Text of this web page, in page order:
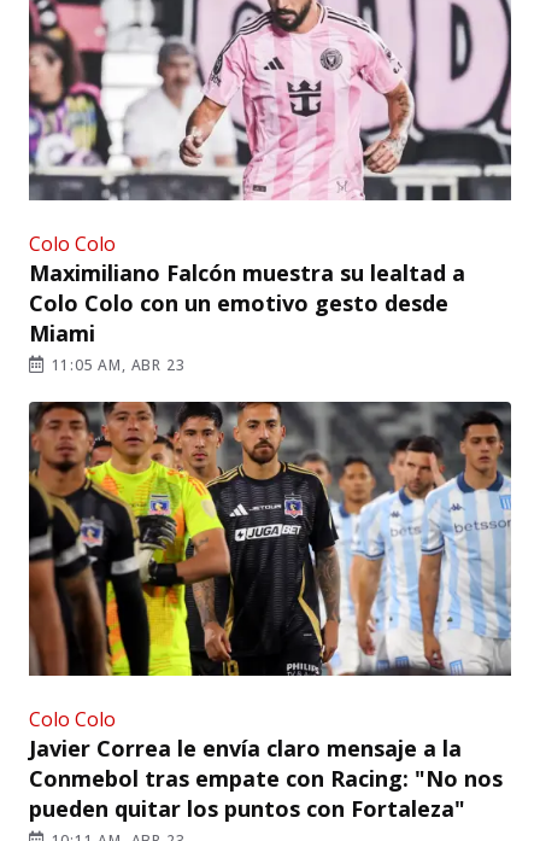
Colo Colo
Maximiliano Falcón muestra su lealtad a
Colo Colo con un emotivo gesto desde
Miami
11:05 AM, ABR 23
Colo Colo
Javier Correa le envía claro mensaje a la
Conmebol tras empate con Racing: "No nos
pueden quitar los puntos con Fortaleza"